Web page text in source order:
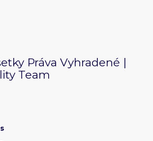
Práva Vyhradené |
Team